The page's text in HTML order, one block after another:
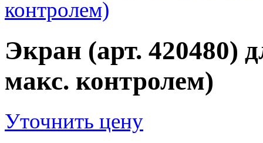
Экран (арт. 420480)
макс. контролем)
Уточнить цену